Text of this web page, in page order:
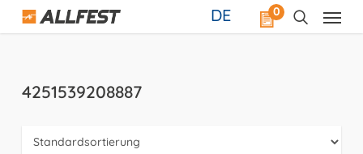
Skip
0
DE
4251539208887